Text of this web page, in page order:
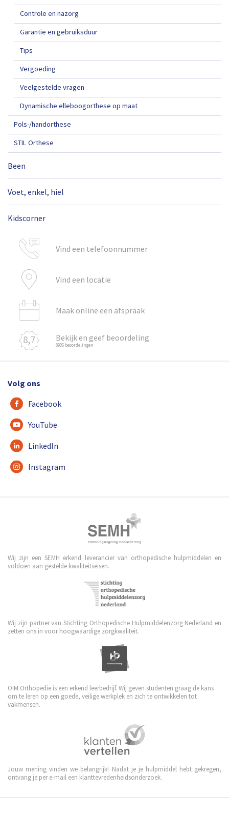
Controle en nazorg
Garantie en gebruiksduur
Tips
Vergoeding
Veelgestelde vragen
Dynamische elleboogorthese op maat
Pols-/handorthese
STIL Orthese
Been
Voet, enkel, hiel
Kidscorner
Vind een telefoonnummer
Vind een locatie
Maak online een afspraak
8,7 Bekijk en geef beoordeling
8905 beoordelingen
Volg ons
Facebook
YouTube
LinkedIn
Instagram
Wij zijn een SEMH erkend leverancier van orthopedische hulpmiddelen en
voldoen aan gestelde kwaliteitseisen.
Wij zijn partner van Stichting Orthopedische Hulpmiddelenzorg Nederland en
zetten ons in voor hoogwaardige zorgkwaliteit.
OIM Orthopedie is een erkend leerbedrijf. Wij geven studenten graag de kans
om te leren op een goede, veilige werkplek en zich te ontwikkelen tot
vakmensen.
Jouw mening vinden we belangrijk! Nadat je je hulpmiddel hebt gekregen,
ontvang je per e-mail een klanttevredenheidsonderzoek.